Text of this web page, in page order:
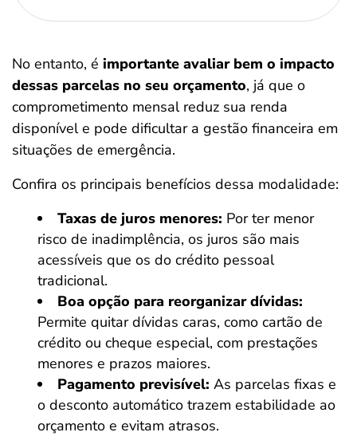
No entanto, é importante avaliar bem o impacto
dessas parcelas no seu orçamento, já que o
comprometimento mensal reduz sua renda
disponível e pode dificultar a gestão financeira em
situações de emergência.
Confira os principais benefícios dessa modalidade:
Taxas de juros menores: Por ter menor
risco de inadimplência, os juros são mais
acessíveis que os do crédito pessoal
tradicional.
Boa opção para reorganizar dívidas:
Permite quitar dívidas caras, como cartão de
crédito ou cheque especial, com prestações
menores e prazos maiores.
Pagamento previsível: As parcelas fixas e
o desconto automático trazem estabilidade ao
orçamento e evitam atrasos.